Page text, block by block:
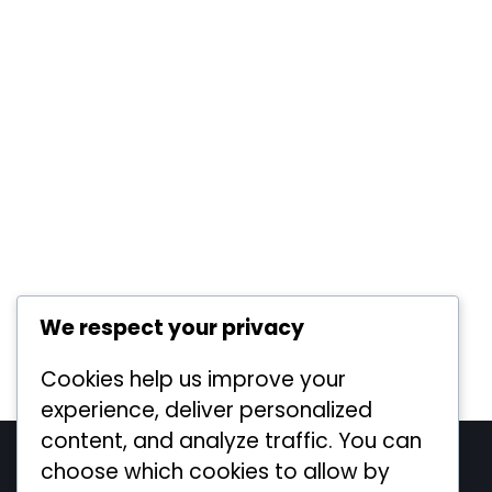
Legal
We respect your privacy
Cookies help us improve your
experience, deliver personalized
content, and analyze traffic. You can
choose which cookies to allow by